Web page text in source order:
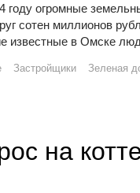
году огромные
сотен миллионов
известные в Омске
Застройщики Зеленая
на